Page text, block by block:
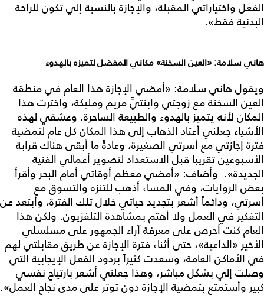
الفعل واختياراتي المقبلة، والإجازة بالنسبة إلي تكون للراحة
البدنية فقط».
هاني سلامة: «العين السخنة»مكاني المفضل لتميزه بالهدوء
ويقول هاني سلامة: «أمضي الإجازة هذا العام في منطقة
العين السخنة مع زوجتي وابنتيَّ مريم ومليكة، واخترت هذا
المكان لأنه يتميز بالهدوء والطبيعة الساحرة. وعشقي لهذه
الأشياء جعلني أعتاد الذهاب إلى هذا المكان كل عام لتمضية
فترة إجازتي مع أسرتي الصغيرة، وعادةً ما أبقى هناك قرابة
الأسبوعين تقريباً قبل الاستعداد لتصوير أعمالي الفنية
الجديدة». وأضاف: «أمضي معظم أوقاتي أمام البحر وأقرأ
بعض الروايات، وفي المساء أذهب للتنزه والتسوق مع
أسرتي، ودائماً أشعر بتجديد حياتي خلال تلك الفترة، وأبتعد عن
التفكير في العمل ولا أهتم بمشاهدة التلفزيون. ولكن هذا
العام كنت أحرص على معرفة آراء الجمهور على مسلسلي
الأخير «الداعية»، حتى أثناء فترة الإجازة عن طريق مقابلتي لهم
في الأماكن العامة، وسعدت كثيراً بردود الفعل الإيجابية التي
وصلت إلي بشكل مباشر، وهذا جعلني أشعر بارتياح نفسي
كبير وأستمتع بتمضية الإجازة دون توتر على مدى نجاح العمل».